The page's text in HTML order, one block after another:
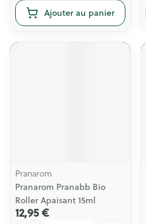
Ajouter au panier
Pranarom
Pranarom Pranabb Bio
Roller Apaisant 15ml
12,95 €